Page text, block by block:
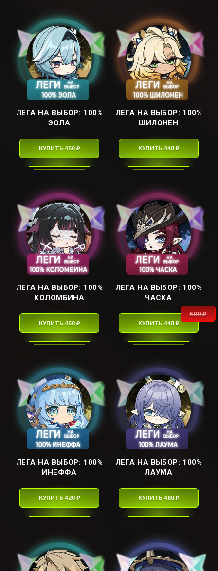
ЛЕГА НА ВЫБОР: ㅤ100%
ЭОЛАㅤ
КУПИТЬ 460 ₽
ЛЕГА НА ВЫБОР: ㅤ100%
ШИЛОНЕНㅤ
КУПИТЬ 440 ₽
ЛЕГА НА ВЫБОР: ㅤ100%
КОЛОМБИНАㅤ
КУПИТЬ 460 ₽
ЛЕГА НА ВЫБОР: ㅤ100%
ЧАСКАㅤ
КУПИТЬ 440 ₽
500 ₽
ЛЕГА НА ВЫБОР: ㅤ100%
ИНЕФФАㅤ
КУПИТЬ 420 ₽
ЛЕГА НА ВЫБОР: ㅤ100%
ЛАУМАㅤ
КУПИТЬ 480 ₽